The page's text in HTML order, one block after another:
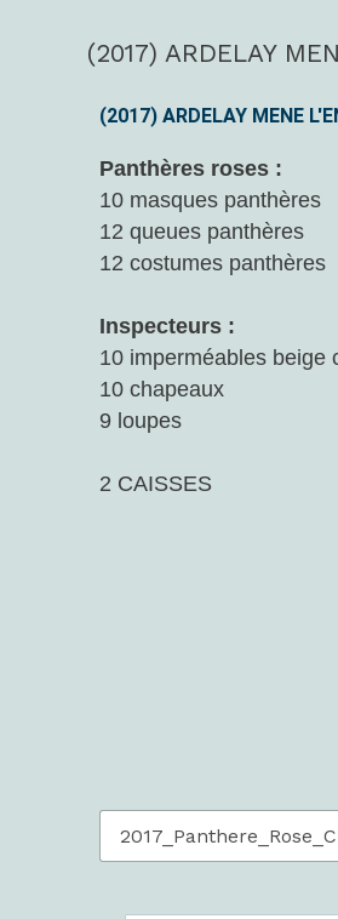
(2017) ARDELAY
(2017) ARDELAY MENE
Panthères roses :
10 masques panthères
12 queues panthères
12 costumes panthères
Inspecteurs :
10 imperméables beige
10 chapeaux
9 loupes
2 CAISSES
(2017)
MENE
La
Panthère
rose